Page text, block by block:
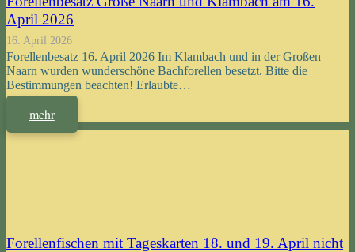
April 2026
16. April 2026
Forellenbesatz 16. April 2026 Im Klambach und in der Großen
Naarn wurden wunderschöne Bachforellen besetzt. Bitte die
Bestimmungen beachten! Erlaubte…
mehr
Forellenfischen mit Tageskarten 18. und 19. April nicht